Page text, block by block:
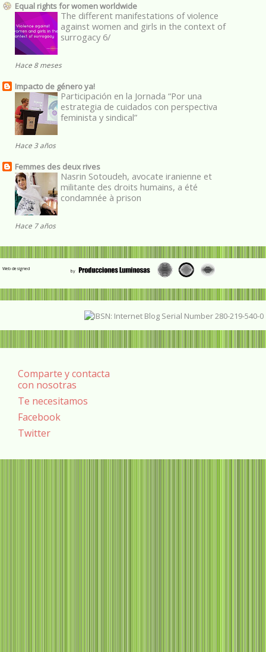
Equal rights for women worldwide
The different manifestations of violence
against women and girls in the context of
surrogacy 6/
Hace 8 meses
Impacto de género ya!
Participación en la Jornada “Por una
estrategia de cuidados con perspectiva
feminista y sindical”
Hace 3 años
Femmes des deux rives
Nasrin Sotoudeh, avocate iranienne et
militante des droits humains, a été
condamnée à prison
Hace 7 años
Web designed
Comparte y contacta
con nosotras
Te necesitamos
Facebook
Twitter